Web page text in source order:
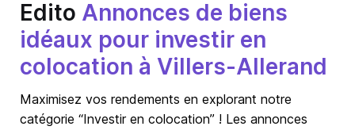
Edito Annonces de biens
idéaux pour investir en
colocation à Villers-Allerand
Maximisez vos rendements en explorant notre
catégorie “Investir en colocation” ! Les annonces